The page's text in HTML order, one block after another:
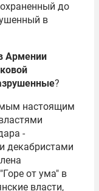
до
в
Армении
?
настоящим
-
декабристами
от ума" в
власти,